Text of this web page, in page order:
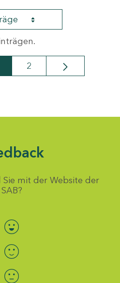
Seite
2
mit der Website der
SAB?
Bewertung auswählen